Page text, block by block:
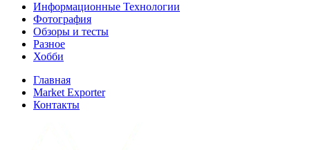
Информационные Технологии
Фотография
Обзоры и тесты
Разное
Хобби
Главная
Market Exporter
Контакты